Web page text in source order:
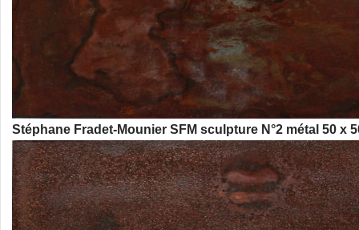
Stéphane Fradet-Mounier SFM sculpture N°2 métal 50 x